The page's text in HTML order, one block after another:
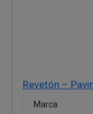
Revetón –
Marca